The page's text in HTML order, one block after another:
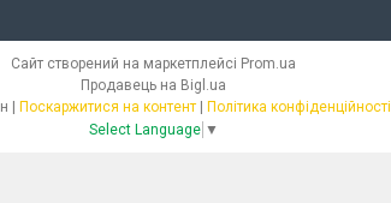
Сайт створений на маркетплейсі Prom.ua
Продавець на Bigl.ua
Поскаржитися на контент
Політика конфіденційності
Select Language ▼